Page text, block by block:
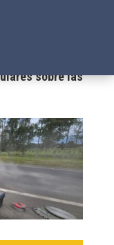
sobre las